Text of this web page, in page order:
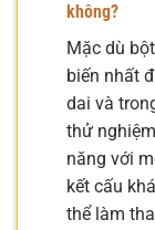
không?
Mặc dù
biến nhất
dai và
thử
năng với
kết cấu
thể làm